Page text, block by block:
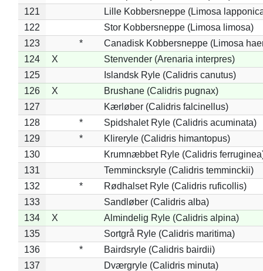
121
Lille Kobbersneppe (Limosa
122
Stor Kobbersneppe (Limosa limosa)
123
*
Canadisk Kobbersneppe (Limosa
124
X
Stenvender (Arenaria interpres)
125
Islandsk Ryle (Calidris canutus)
126
X
Brushane (Calidris pugnax)
127
Kærløber (Calidris falcinellus)
128
*
Spidshalet Ryle (Calidris acuminata)
129
*
Klireryle (Calidris himantopus)
130
Krumnæbbet Ryle (Calidris
131
Temmincksryle (Calidris temminckii)
132
*
Rødhalset Ryle (Calidris ruficollis)
133
Sandløber (Calidris alba)
134
X
Almindelig Ryle (Calidris alpina)
135
Sortgrå Ryle (Calidris maritima)
136
*
Bairdsryle (Calidris bairdii)
137
Dværgryle (Calidris minuta)